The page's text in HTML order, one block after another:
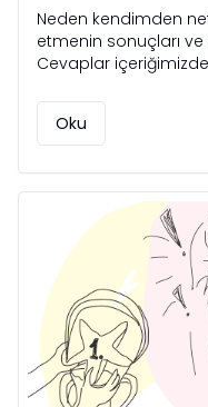
Neden kendimden
etmenin sonuçları
Cevaplar
Oku